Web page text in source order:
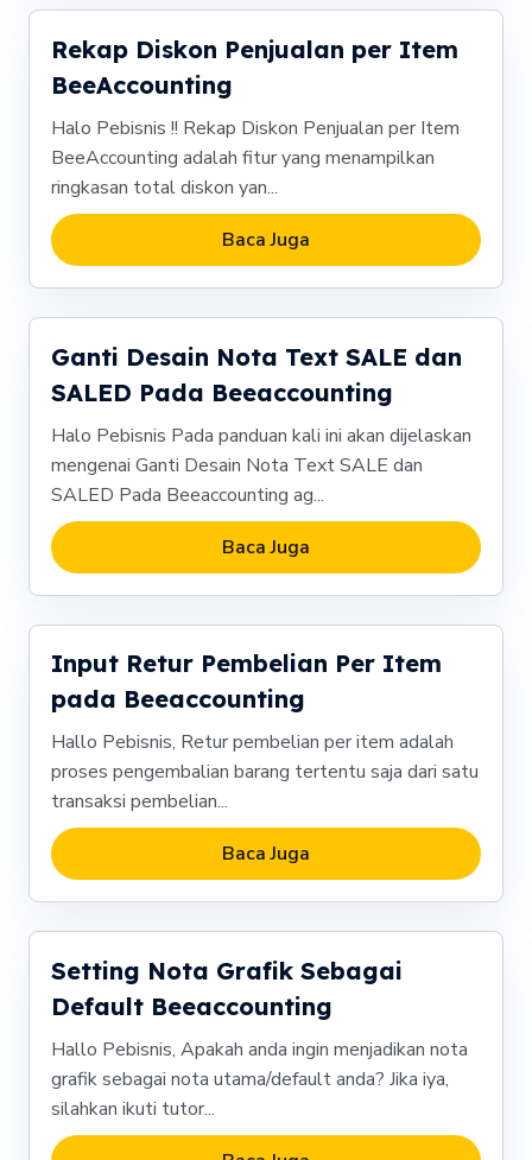
Rekap Diskon Penjualan per Item
BeeAccounting
Halo Pebisnis !! Rekap Diskon Penjualan per Item
BeeAccounting adalah fitur yang menampilkan
ringkasan total diskon yan...
Baca Juga
Ganti Desain Nota Text SALE dan
SALED Pada Beeaccounting
Halo Pebisnis Pada panduan kali ini akan dijelaskan
mengenai Ganti Desain Nota Text SALE dan
SALED Pada Beeaccounting ag...
Baca Juga
Input Retur Pembelian Per Item
pada Beeaccounting
Hallo Pebisnis, Retur pembelian per item adalah
proses pengembalian barang tertentu saja dari satu
transaksi pembelian...
Baca Juga
Setting Nota Grafik Sebagai
Default Beeaccounting
Hallo Pebisnis, Apakah anda ingin menjadikan nota
grafik sebagai nota utama/default anda? Jika iya,
silahkan ikuti tutor...